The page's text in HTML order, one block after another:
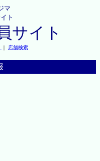
マ
ト
サイト
｜ 店舗検索